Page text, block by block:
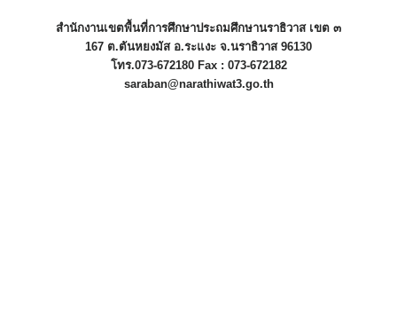
สำนักงานเขตพื้นที่การศึกษาประถมศึกษานราธิวาส เขต ๓
167 ต.ตันหยงมัส อ.ระแงะ จ.นราธิวาส 96130
โทร.073-672180 Fax : 073-672182
saraban@narathiwat3.go.th